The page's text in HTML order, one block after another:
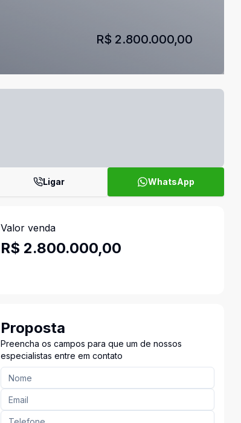
R$ 2.800.000,00
Ligar WhatsApp
Valor venda
R$ 2.800.000,00
Proposta
Preencha os campos para que um de nossos
especialistas entre em contato